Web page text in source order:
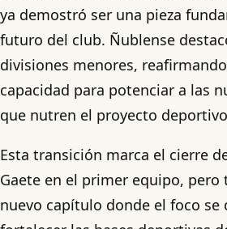
ya demostró ser una pieza
futuro del club. Ñublense
divisiones menores,
capacidad para potenciar a las
que nutren el proyecto
Esta transición marca el cierre
Gaete en el primer equipo, pero
nuevo capítulo donde el foco se